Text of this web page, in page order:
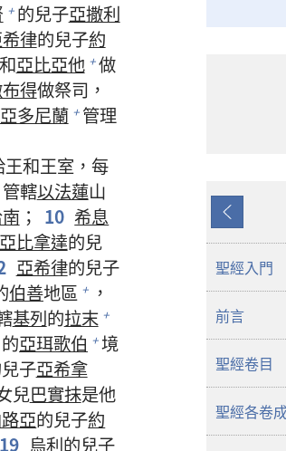
+ 的兒子亞撒利
律的兒子約
和亞比亞他 + 做
得做祭司，
亞多尼蘭 + 管理
和王室，每
轄以法蓮山
； 10 希息
亞比拿達的兒
亞希律的兒子
伯善地區 + ，
基列的拉末 +
的亞珥歌伯 + 境
子亞希拿
兒巴實抹是他
亞的兒子約
19 烏利的兒子
上
一
頁
聖經入門
前言
聖經卷目
聖經各卷